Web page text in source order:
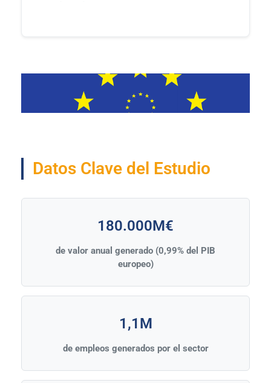
Datos Clave del Estudio
180.000M€
de valor anual generado (0,99% del PIB
europeo)
1,1M
de empleos generados por el sector